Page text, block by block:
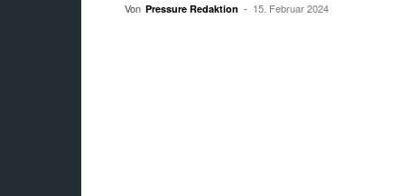
Von Pressure Redaktion - 15. Februar 2024